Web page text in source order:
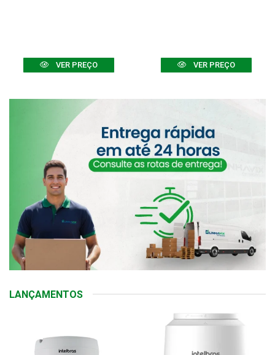
VER PREÇO VER PREÇO
LANÇAMENTOS